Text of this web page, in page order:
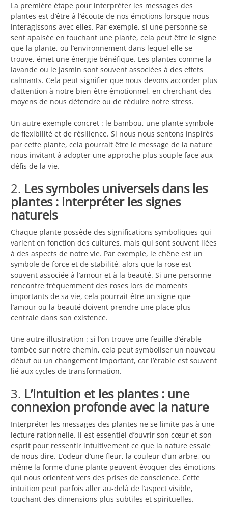
La première étape pour interpréter les messages des
plantes est d’être à l’écoute de nos émotions lorsque nous
interagissons avec elles. Par exemple, si une personne se
sent apaisée en touchant une plante, cela peut être le signe
que la plante, ou l’environnement dans lequel elle se
trouve, émet une énergie bénéfique. Les plantes comme la
lavande ou le jasmin sont souvent associées à des effets
calmants. Cela peut signifier que nous devons accorder plus
d’attention à notre bien-être émotionnel, en cherchant des
moyens de nous détendre ou de réduire notre stress.
Un autre exemple concret : le bambou, une plante symbole
de flexibilité et de résilience. Si nous nous sentons inspirés
par cette plante, cela pourrait être le message de la nature
nous invitant à adopter une approche plus souple face aux
défis de la vie.
2. Les symboles universels dans les
plantes : interpréter les signes
naturels
Chaque plante possède des significations symboliques qui
varient en fonction des cultures, mais qui sont souvent liées
à des aspects de notre vie. Par exemple, le chêne est un
symbole de force et de stabilité, alors que la rose est
souvent associée à l’amour et à la beauté. Si une personne
rencontre fréquemment des roses lors de moments
importants de sa vie, cela pourrait être un signe que
l’amour ou la beauté doivent prendre une place plus
centrale dans son existence.
Une autre illustration : si l’on trouve une feuille d’érable
tombée sur notre chemin, cela peut symboliser un nouveau
début ou un changement important, car l’érable est souvent
lié aux cycles de transformation.
3. L’intuition et les plantes : une
connexion profonde avec la nature
Interpréter les messages des plantes ne se limite pas à une
lecture rationnelle. Il est essentiel d’ouvrir son cœur et son
esprit pour ressentir intuitivement ce que la nature essaie
de nous dire. L’odeur d’une fleur, la couleur d’un arbre, ou
même la forme d’une plante peuvent évoquer des émotions
qui nous orientent vers des prises de conscience. Cette
intuition peut parfois aller au-delà de l’aspect visible,
touchant des dimensions plus subtiles et spirituelles.